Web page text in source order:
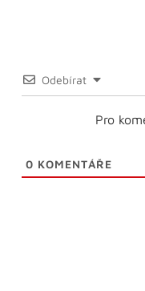
Odebírat
Pro
0 KOMENTÁŘE